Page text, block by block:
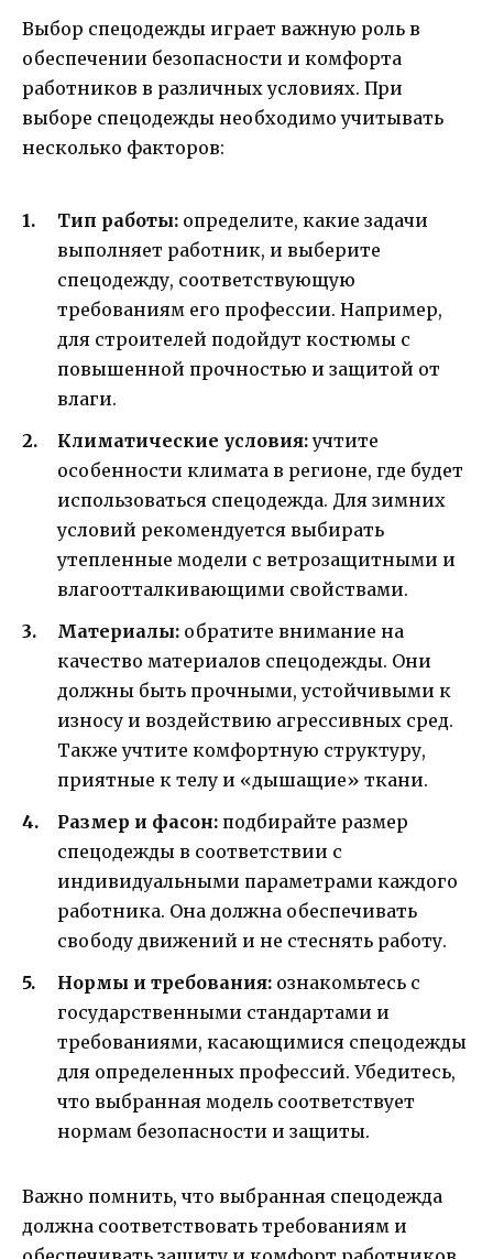
Выбор спецодежды играет важную роль в
обеспечении безопасности и комфорта
работников в различных условиях. При
выборе спецодежды необходимо учитывать
несколько факторов:
Тип работы: определите, какие задачи
выполняет работник, и выберите
спецодежду, соответствующую
требованиям его профессии. Например,
для строителей подойдут костюмы с
повышенной прочностью и защитой от
влаги.
Климатические условия:учтите
особенности климата в регионе, где будет
использоваться спецодежда. Для зимних
условий рекомендуется выбирать
утепленные модели с ветрозащитными и
влагоотталкивающими свойствами.
Материалы: обратите внимание на
качество материалов спецодежды. Они
должны быть прочными, устойчивыми к
износу и воздействию агрессивных сред.
Также учтите комфортную структуру,
приятные к телу и «дышащие» ткани.
Размер и фасон: подбирайте размер
спецодежды в соответствии с
индивидуальными параметрами каждого
работника. Она должна обеспечивать
свободу движений и не стеснять работу.
Нормы и требования: ознакомьтесь с
государственными стандартами и
требованиями, касающимися спецодежды
для определенных профессий. Убедитесь,
что выбранная модель соответствует
нормам безопасности и защиты.
Важно помнить, что выбранная спецодежда
должна соответствовать требованиям и